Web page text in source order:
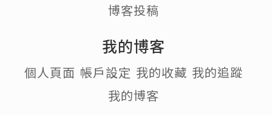
博客投稿
我的博客
個人頁面 帳戶設定 我的收藏 我的追蹤
我的博客